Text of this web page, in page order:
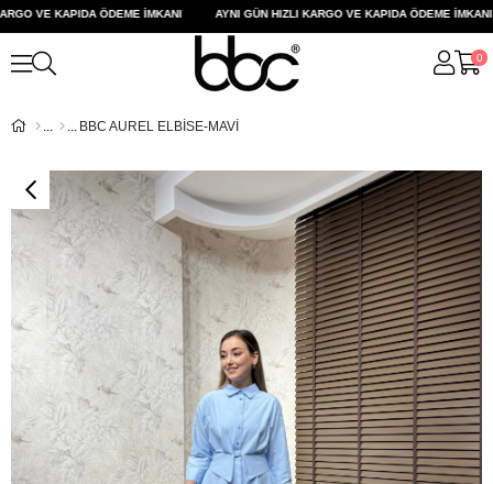
VE KAPIDA ÖDEME İMKANI AYNI GÜN HIZLI KARGO VE KAPIDA ÖDEME İMKANI
0
BBC AUREL ELBİSE-MAVİ